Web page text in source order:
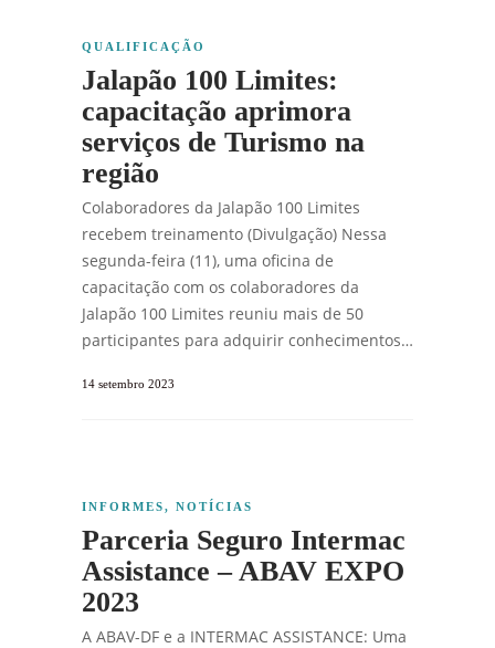
QUALIFICAÇÃO
Jalapão 100 Limites:
capacitação aprimora
serviços de Turismo na
região
Colaboradores da Jalapão 100 Limites
recebem treinamento (Divulgação) Nessa
segunda-feira (11), uma oficina de
capacitação com os colaboradores da
Jalapão 100 Limites reuniu mais de 50
participantes para adquirir conhecimentos…
14 setembro 2023
INFORMES, NOTÍCIAS
Parceria Seguro Intermac
Assistance – ABAV EXPO
2023
A ABAV-DF e a INTERMAC ASSISTANCE: Uma